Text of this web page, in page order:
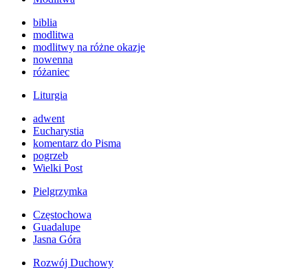
biblia
modlitwa
modlitwy na różne okazje
nowenna
różaniec
Liturgia
adwent
Eucharystia
komentarz do Pisma
pogrzeb
Wielki Post
Pielgrzymka
Częstochowa
Guadalupe
Jasna Góra
Rozwój Duchowy